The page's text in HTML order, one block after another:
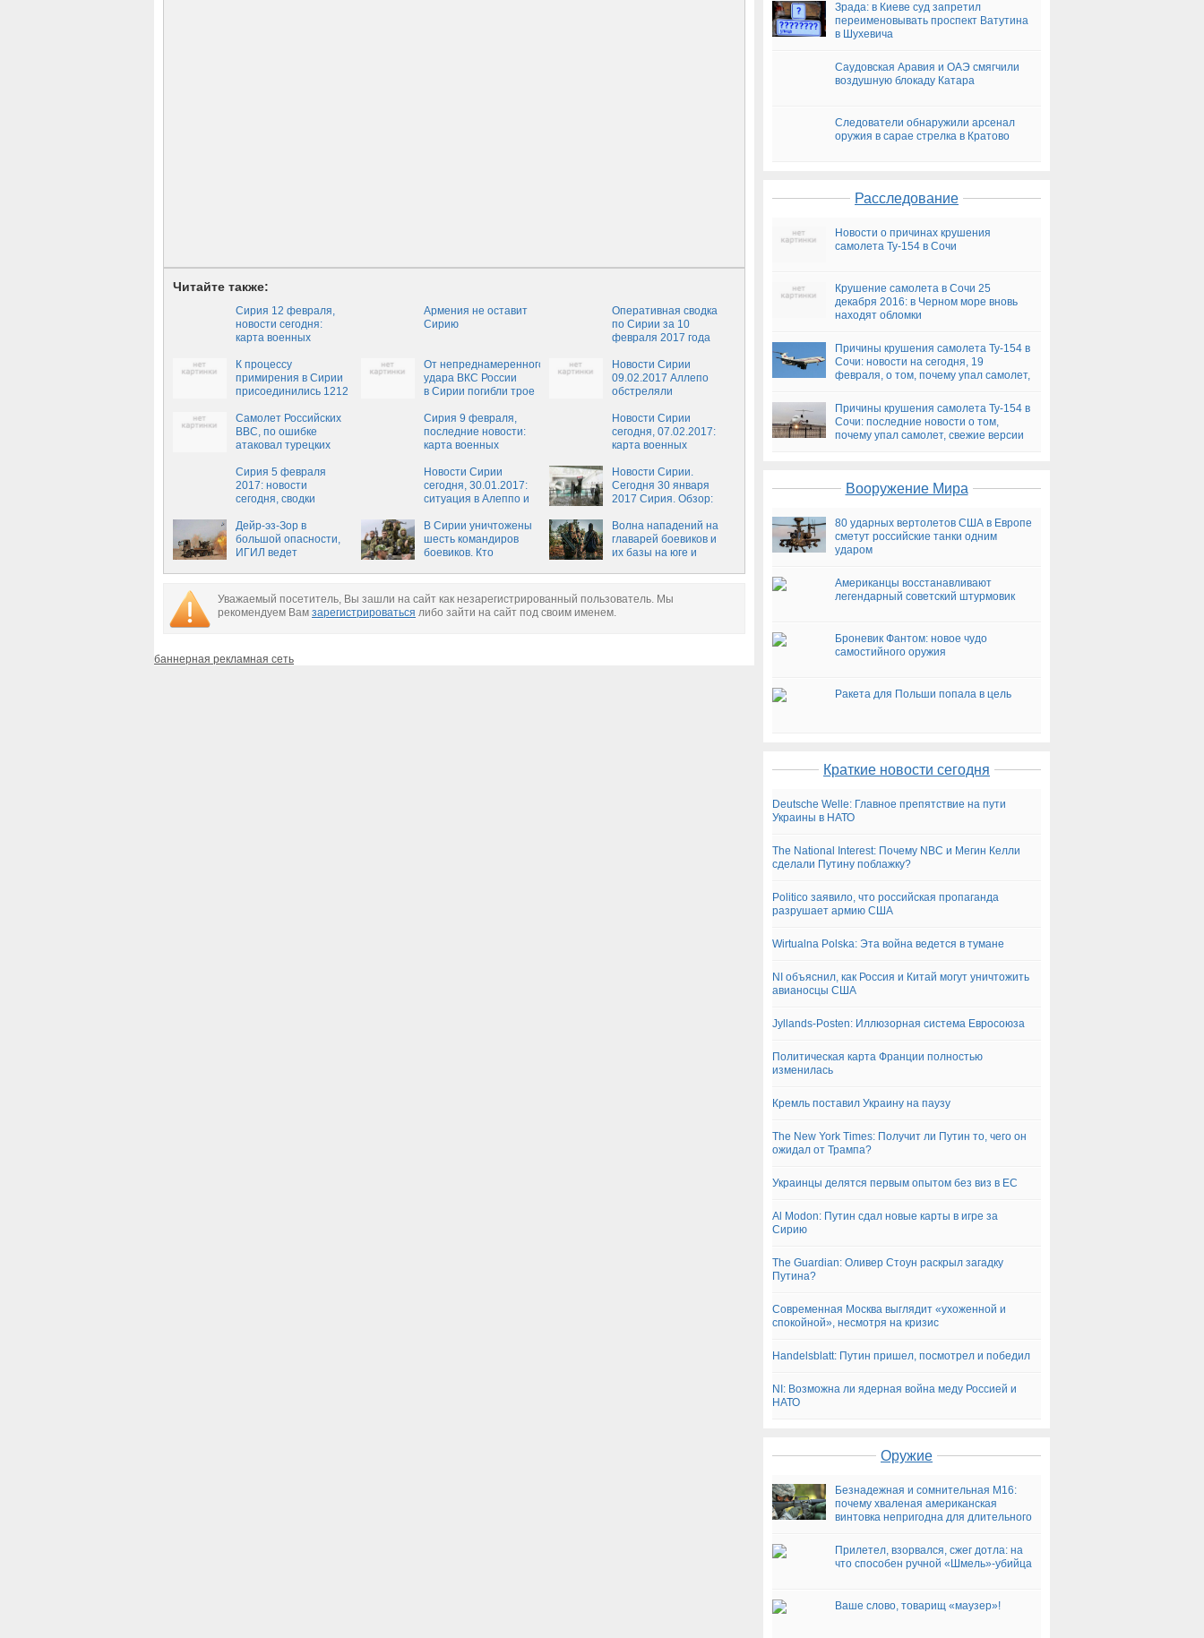
Читайте также:
Сирия 12 февраля,
новости сегодня:
карта военных
последнего часа из
Сирии от 12.02.2017,
Сирия-Россия,
ситуация в Сирии
сейчас
Армения не оставит
Сирию
Оперативная сводка
по Сирии за 10
февраля 2017 года
К процессу
примирения в Сирии
присоединились 1212
От непреднамеренного
удара ВКС России
в Сирии погибли трое
Новости Сирии
09.02.2017 Аллепо
обстреляли
Самолет Российских
ВВС, по ошибке
атаковал турецких
Сирия 9 февраля,
последние новости:
карта военных
последнего часа из
Сирии от 09.02.2017,
Сирия-Россия,
ситуация в Сирии
сейчас
Новости Сирии
сегодня, 07.02.2017:
карта военных
оперативные сводки о
войне, новости
Алеппо на сегодня, 7
Сирия 5 февраля
2017: новости
сегодня, сводки
карта сейчас, 5
февраля, обзор
военных действий в
Новости Сирии
сегодня, 30.01.2017:
ситуация в Алеппо и
новости часа, обзор
боевых действий в
Сирии на
Новости Сирии.
Сегодня 30 января
2017 Сирия. Обзор:
сегодня 30 января
Дейр-эз-Зор в
большой опасности,
ИГИЛ ведет
снабжения Армии
Сирии
В Сирии уничтожены
шесть командиров
боевиков. Кто
Волна нападений на
главарей боевиков и
их базы на юге и
Уважаемый посетитель, Вы зашли на сайт как незарегистрированный пользователь. Мы
рекомендуем Вам зарегистрироваться либо зайти на сайт под своим именем.
баннерная рекламная сеть
Зрада: в Киеве суд запретил
переименовывать проспект Ватутина
в Шухевича
Саудовская Аравия и ОАЭ смягчили
воздушную блокаду Катара
Следователи обнаружили арсенал
оружия в сарае стрелка в Кратово
Расследование
Новости о причинах крушения
самолета Ту-154 в Сочи
Крушение самолета в Сочи 25
декабря 2016: в Черном море вновь
находят обломки
Причины крушения самолета Ту-154 в
Сочи: новости на сегодня, 19
февраля, о том, почему упал самолет,
Причины крушения самолета Ту-154 в
Сочи: последние новости о том,
почему упал самолет, свежие версии
Вооружение Мира
80 ударных вертолетов США в Европе
сметут российские танки одним
ударом
Американцы восстанавливают
легендарный советский штурмовик
Броневик Фантом: новое чудо
самостийного оружия
Ракета для Польши попала в цель
Краткие новости сегодня
Deutsche Welle: Главное препятствие на пути
Украины в НАТО
The National Interest: Почему NBC и Мегин Келли
сделали Путину поблажку?
Politico заявило, что российская пропаганда
разрушает армию США
Wirtualna Polska: Эта война ведется в тумане
NI объяснил, как Россия и Китай могут уничтожить
авианосцы США
Jyllands-Posten: Иллюзорная система Евросоюза
Политическая карта Франции полностью
изменилась
Кремль поставил Украину на паузу
The New York Times: Получит ли Путин то, чего он
ожидал от Трампа?
Украинцы делятся первым опытом без виз в ЕС
Al Modon: Путин сдал новые карты в игре за
Сирию
The Guardian: Оливер Стоун раскрыл загадку
Путина?
Современная Москва выглядит «ухоженной и
спокойной», несмотря на кризис
Handelsblatt: Путин пришел, посмотрел и победил
NI: Возможна ли ядерная война меду Россией и
НАТО
Оружие
Безнадежная и сомнительная М16:
почему хваленая американская
винтовка непригодна для длительного
Прилетел, взорвался, сжег дотла: на
что способен ручной «Шмель»-убийца
Ваше слово, товарищ «маузер»!